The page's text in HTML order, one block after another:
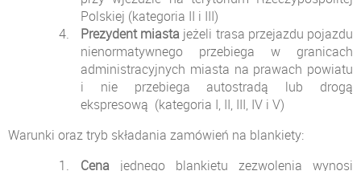
Polskiej (kategoria II i III)
Prezydent miasta jeżeli trasa przejazdu pojazdu
nienormatywnego przebiega w granicach
administracyjnych miasta na prawach powiatu
i nie przebiega autostradą lub drogą
ekspresową (kategoria I, II, III, IV i V)
Warunki oraz tryb składania zamówień na blankiety:
Cena jednego blankietu zezwolenia wynosi